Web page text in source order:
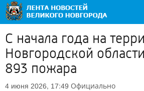
С начала года на
Новгородской
893 пожара
4 июня 2026, 17:49 Официально